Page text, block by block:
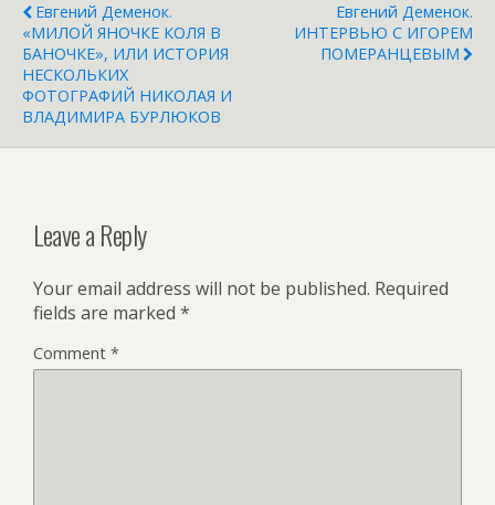
Евгений Деменок.
«МИЛОЙ ЯНОЧКЕ КОЛЯ В
БАНОЧКЕ», ИЛИ ИСТОРИЯ
НЕСКОЛЬКИХ
ФОТОГРАФИЙ НИКОЛАЯ И
ВЛАДИМИРА БУРЛЮКОВ
Евгений Деменок.
ИНТЕРВЬЮ С ИГОРЕМ
ПОМЕРАНЦЕВЫМ
Leave a Reply
Your email address will not be published. Required
fields are marked *
Comment *